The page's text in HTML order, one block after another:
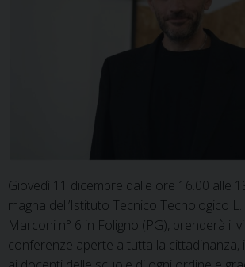
Giovedì 11 dicembre dalle ore 16.00 alle
magna dell’Istituto Tecnico Tecnologico L.
Marconi n° 6 in Foligno (PG), prenderà il
conferenze aperte a tutta la